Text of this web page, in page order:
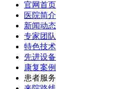
官网首页
医院简介
新闻动态
专家团队
特色技术
先进设备
康复案例
患者服务